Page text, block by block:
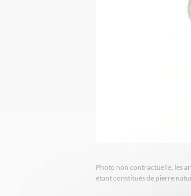
Photo non contractuelle, les
étant constitués de pierre